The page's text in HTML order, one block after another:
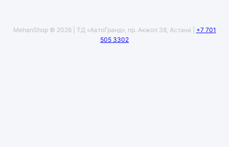
MehanShop © 2026 | ТД «АвтоГранд», пр. Акжол 38, Астана | +7 701
505 3302